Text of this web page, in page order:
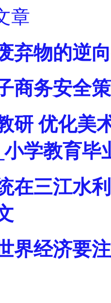
章
弃物的逆
商务安全
研 优化美
学教育毕
在三江水
界经济要